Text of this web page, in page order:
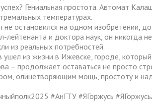
Гениальная простота. Автомат
температурах.
остановился на одном изобретении,
лейтенанта и доктора наук, он никогда
из реальных потребностей.
из жизни в Ижевске, городе,
– продолжает оставаться не просто
олицетворяющим мощь, простоту и
#АнГТУ #ЯГоржусь